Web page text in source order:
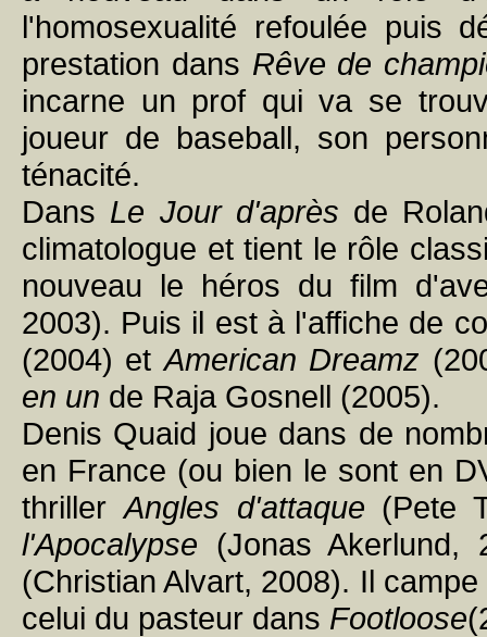
l'homosexualité refoulée puis
prestation dans Rêve de
incarne un prof qui va se
joueur de baseball, son
ténacité.
Dans Le Jour d'après de
climatologue et tient le rôle
nouveau le héros du film
2003). Puis il est à l'affiche de
(2004) etAmerican Dreamz
en un de Raja Gosnell (2005).
Denis Quaid joue dans de
en France (ou bien le sont en
thrillerAngles d'attaque (Pete
l'Apocalypse (Jonas
(Christian Alvart, 2008). Il
celui du pasteur dans Footloose